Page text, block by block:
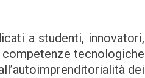
a studenti, innovatori,
tecnologiche
dei